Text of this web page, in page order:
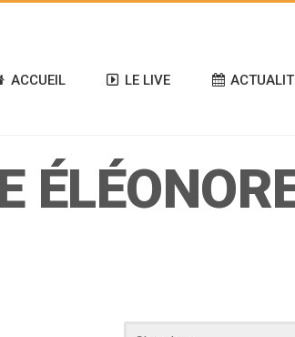
ACCUEIL LE LIVE